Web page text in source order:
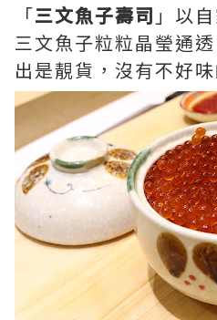
「三文魚子壽司 」以
三文魚子粒粒晶瑩通
出是靚貨，沒有不好味